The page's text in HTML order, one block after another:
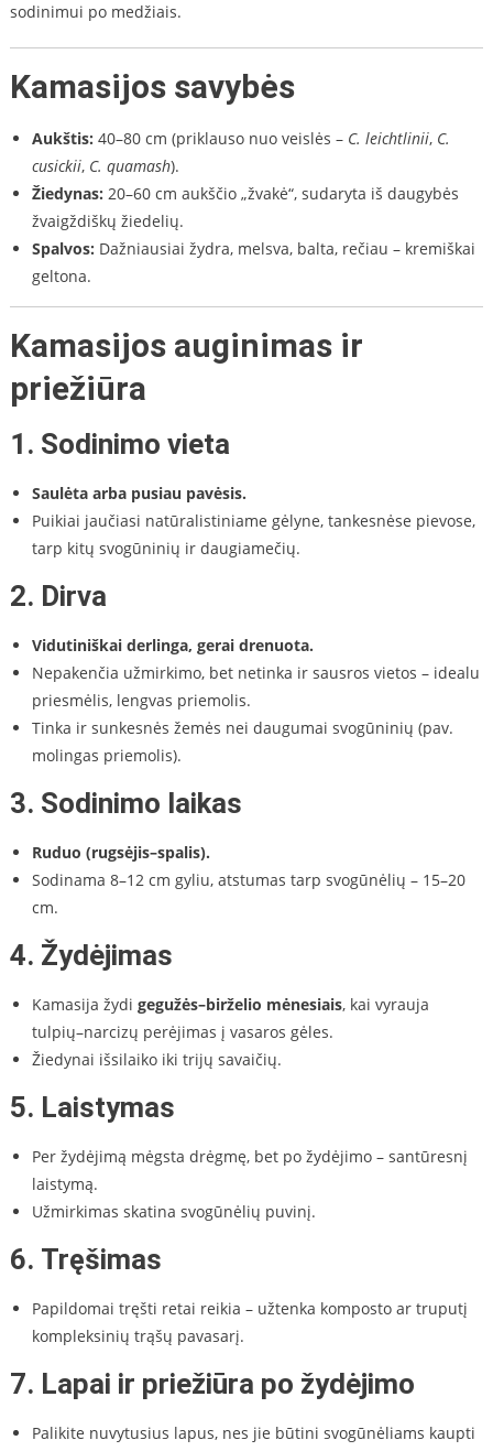
sodinimui po medžiais.
Kamasijos savybės
Aukštis: 40–80 cm (priklauso nuo veislės – C. leichtlinii, C.
cusickii, C. quamash).
Žiedynas: 20–60 cm aukščio „žvakė“, sudaryta iš daugybės
žvaigždiškų žiedelių.
Spalvos: Dažniausiai žydra, melsva, balta, rečiau – kremiškai
geltona.
Kamasijos auginimas ir
priežiūra
1. Sodinimo vieta
Saulėta arba pusiau pavėsis.
Puikiai jaučiasi natūralistiniame gėlyne, tankesnėse pievose,
tarp kitų svogūninių ir daugiamečių.
2. Dirva
Vidutiniškai derlinga, gerai drenuota.
Nepakenčia užmirkimo, bet netinka ir sausros vietos – idealu
priesmėlis, lengvas priemolis.
Tinka ir sunkesnės žemės nei daugumai svogūninių (pav.
molingas priemolis).
3. Sodinimo laikas
Ruduo (rugsėjis–spalis).
Sodinama 8–12 cm gyliu, atstumas tarp svogūnėlių – 15–20
cm.
4. Žydėjimas
Kamasija žydi gegužės–birželio mėnesiais, kai vyrauja
tulpių–narcizų perėjimas į vasaros gėles.
Žiedynai išsilaiko iki trijų savaičių.
5. Laistymas
Per žydėjimą mėgsta drėgmę, bet po žydėjimo – santūresnį
laistymą.
Užmirkimas skatina svogūnėlių puvinį.
6. Tręšimas
Papildomai tręšti retai reikia – užtenka komposto ar truputį
kompleksinių trąšų pavasarį.
7. Lapai ir priežiūra po žydėjimo
Palikite nuvytusius lapus, nes jie būtini svogūnėliams kaupti